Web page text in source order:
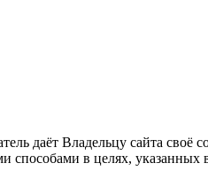
даёт Владельцу сайта своё
в целях, указанных